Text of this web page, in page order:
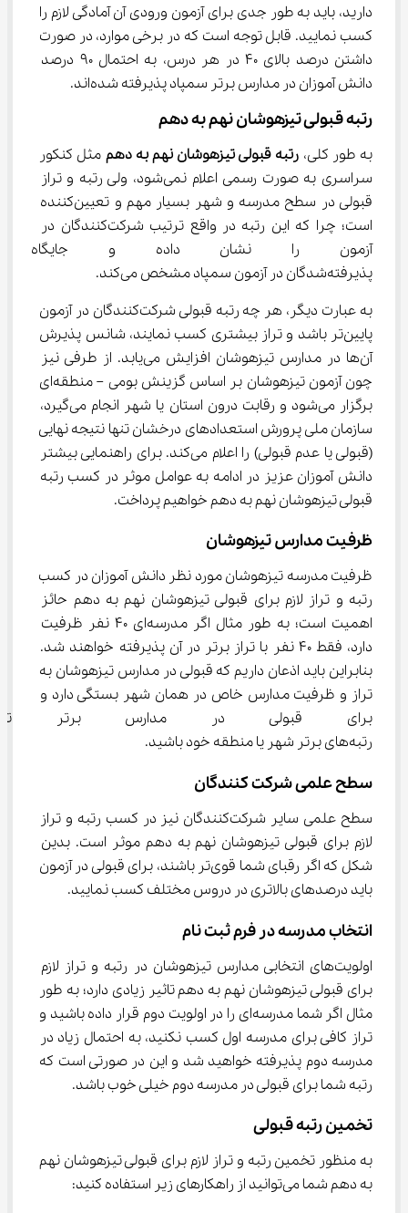
دارید، باید به طور جدی برای آزمون ورودی آن آمادگی لازم را
کسب نمایید. قابل توجه است که در برخی موارد، در صورت
داشتن درصد بالای 40 در هر درس، به احتمال 90 درصد
دانش آموزان در مدارس برتر سمپاد پذیرفته شده‌اند.
رتبه قبولی تیزهوشان نهم به دهم
به طور کلی، رتبه قبولی تیزهوشان نهم به دهم مثل کنکور
سراسری به صورت رسمی اعلام نمی‌شود، ولی رتبه و تراز
قبولی در سطح مدرسه و شهر بسیار مهم و تعیین‌کننده
است؛ چرا که این رتبه در واقع ترتیب شرکت‌کنندگان در
آزمون را نشان داده و جایگاه
پذیرفته‌شدگان در آزمون سمپاد مشخص می‌کند.
به عبارت دیگر، هر چه رتبه قبولی شرکت‌کنندگان در آزمون
پایین‌تر باشد و تراز بیشتری کسب نمایند، شانس پذیرش
آن‌ها در مدارس تیزهوشان افزایش می‌یابد. از طرفی نیز
چون آزمون تیزهوشان بر اساس گزینش بومی – منطقه‌ای
برگزار می‌شود و رقابت درون استان یا شهر انجام می‌گیرد،
سازمان ملی پرورش استعدادهای درخشان تنها نتیجه نهایی
(قبولی یا عدم قبولی) را اعلام می‌کند. برای راهنمایی بیشتر
دانش آموزان عزیز در ادامه به عوامل موثر در کسب رتبه
قبولی تیزهوشان نهم به دهم خواهیم پرداخت.
ظرفیت مدارس تیزهوشان
ظرفیت مدرسه تیزهوشان مورد نظر دانش آموزان در کسب
رتبه و تراز لازم برای قبولی تیزهوشان نهم به دهم حائز
اهمیت است؛ به طور مثال اگر مدرسه‌ای 40 نفر ظرفیت
دارد، فقط 40 نفر با تراز برتر در آن پذیرفته خواهند شد.
بنابراین باید اذعان داریم که قبولی در مدارس تیزهوشان به
تراز و ظرفیت مدارس خاص در همان شهر بستگی دارد و
برای قبولی در مدارس برتر
رتبه‌های برتر شهر یا منطقه خود باشید.
سطح علمی شرکت کنندگان
سطح علمی سایر شرکت‌کنندگان نیز در کسب رتبه و تراز
لازم برای قبولی تیزهوشان نهم به دهم موثر است. بدین
شکل که اگر رقبای شما قوی‌تر باشند، برای قبولی در آزمون
باید درصدهای بالاتری در دروس مختلف کسب نمایید.
انتخاب مدرسه در فرم ثبت نام
اولویت‌های انتخابی مدارس تیزهوشان در رتبه و تراز لازم
برای قبولی تیزهوشان نهم به دهم تاثیر زیادی دارد؛ به طور
مثال اگر شما مدرسه‌ای را در اولویت دوم قرار داده باشید و
تراز کافی برای مدرسه اول کسب نکنید، به احتمال زیاد در
مدرسه دوم پذیرفته خواهید شد و این در صورتی است که
رتبه شما برای قبولی در مدرسه دوم خیلی خوب باشد.
تخمین رتبه قبولی
به منظور تخمین رتبه و تراز لازم برای قبولی تیزهوشان نهم
به دهم شما می‌توانید از راهکارهای زیر استفاده کنید: